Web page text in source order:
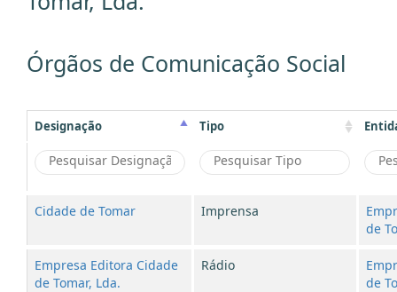
Órgãos de Comunicação Social
Designação Tipo
Cidade de Tomar Imprensa
de
Empresa Editora Cidade
de Tomar, Lda.
Rádio
de